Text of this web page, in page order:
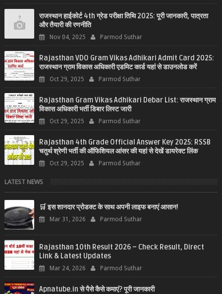
राजस्थान हाईकोर्ट 4th ग्रेड परीक्षा तिथि 2025: पूरी जानकारी, पात्रता
और तैयारी की रणनीति
Nov 04, 2025 Parmod Suthar
Rajasthan VDO Gram Vikas Adhikari Admit Card 2025:
राजस्थान ग्राम विकास अधिकारी एडमिट कार्ड यहां से डाउनलोड करें
Oct 29, 2025 Parmod Suthar
Rajasthan Gram Vikas Adhikari Debar List: राजस्थान ग्राम
विकास अधिकारी भर्ती डिबार लिस्ट जारी
Oct 29, 2025 Parmod Suthar
Rajasthan 4th Grade Official Answer Key 2025: RSSB
चतुर्थ श्रेणी भर्ती की ऑफिशियल आंसर की यहां से देखें डायरेक्ट लिंक
Oct 29, 2025 Parmod Suthar
LATEST NEWS
🛒 इस शानदार प्रोडक्ट के साथ अपनी लाइफ बनाएं आसान!
Mar 31, 2026 Parmod Suthar
Rajasthan 10th Result 2026 – Check Result, Direct
Link & Latest Updates
Mar 24, 2026 Parmod Suthar
Apnatube.in से पैसे कैसे कमाएं? पूरी जानकारी